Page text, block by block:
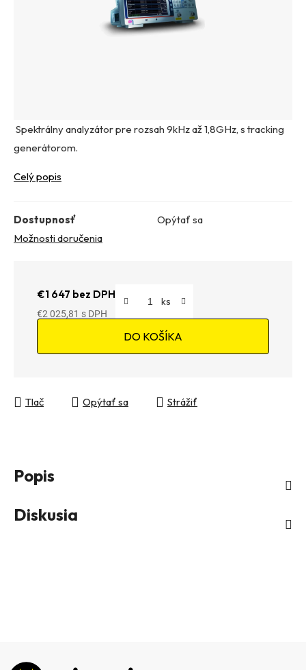
Spektrálny analyzátor pre rozsah 9kHz až 1,8GHz, s tracking
generátorom.
Celý popis
Dostupnosť
Opýtať sa
Možnosti doručenia
€1 647 bez DPH
€2 025,81
DO KOŠÍKA
Tlač Opýtať sa Strážiť
Popis
Diskusia